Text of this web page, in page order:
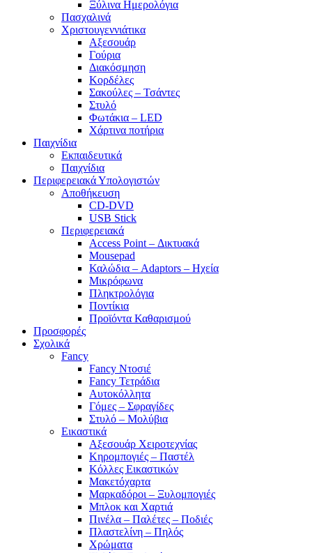
Ξύλινα Ημερολόγια
Πασχαλινά
Χριστουγεννιάτικα
Αξεσουάρ
Γούρια
Διακόσμηση
Κορδέλες
Σακούλες – Τσάντες
Στυλό
Φωτάκια – LED
Χάρτινα ποτήρια
Παιχνίδια
Εκπαιδευτικά
Παιχνίδια
Περιφερειακά Υπολογιστών
Αποθήκευση
CD-DVD
USB Stick
Περιφερειακά
Access Point – Δικτυακά
Mousepad
Καλώδια – Adaptors – Ηχεία
Μικρόφωνα
Πληκτρολόγια
Ποντίκια
Προϊόντα Καθαρισμού
Προσφορές
Σχολικά
Fancy
Fancy Ντοσιέ
Fancy Τετράδια
Αυτοκόλλητα
Γόμες – Σφραγίδες
Στυλό – Μολύβια
Εικαστικά
Αξεσουάρ Χειροτεχνίας
Κηρομπογιές – Παστέλ
Κόλλες Εικαστικών
Μακετόχαρτα
Μαρκαδόροι – Ξυλομπογιές
Μπλοκ και Χαρτιά
Πινέλα – Παλέτες – Ποδιές
Πλαστελίνη – Πηλός
Χρώματα